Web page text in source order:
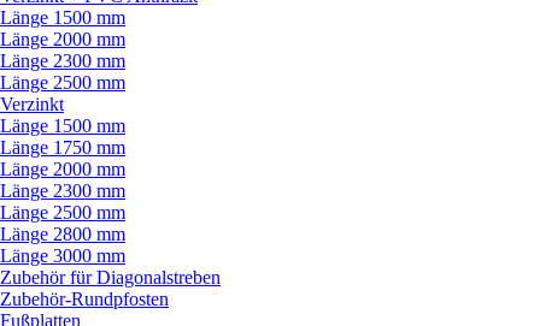
Länge 1500 mm
Länge 2000 mm
Länge 2300 mm
Länge 2500 mm
Verzinkt
Länge 1500 mm
Länge 1750 mm
Länge 2000 mm
Länge 2300 mm
Länge 2500 mm
Länge 2800 mm
Länge 3000 mm
Zubehör für Diagonalstreben
Zubehör-Rundpfosten
Fußplatten